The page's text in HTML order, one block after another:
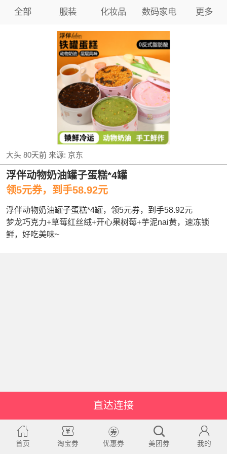
全部 服装 化妆品 数码家电 更多
大头 80天前来源: 京东
浮伴动物奶油罐子蛋糕*4罐
领5元券，到手58.92元
浮伴动物奶油罐子蛋糕*4罐，领5元券，到手58.92元
梦龙巧克力+草莓红丝绒+开心果树莓+芋泥nai黄，速冻锁
鲜，好吃美味~
直达连接
首页 淘宝券 优惠券 美团券 我的